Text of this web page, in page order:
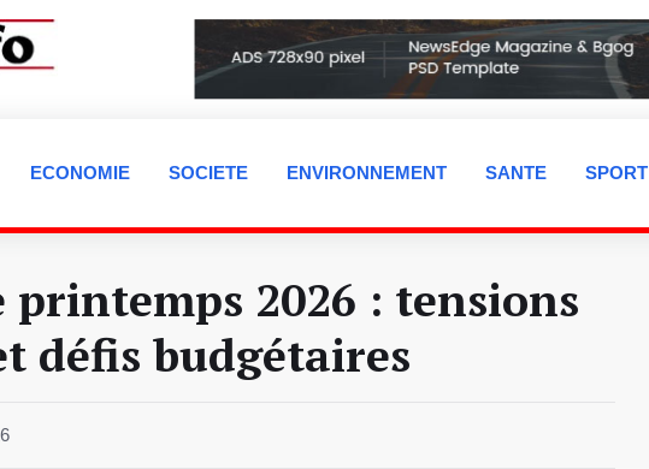
ECONOMIE SOCIETE ENVIRONNEMENT SANTE SPORT
printemps 2026 : tensions
défis budgétaires